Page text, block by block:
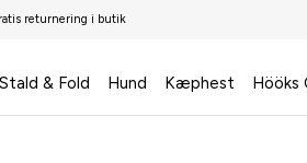
returnering i butik
Stald & Fold Hund Kæphest Hööks